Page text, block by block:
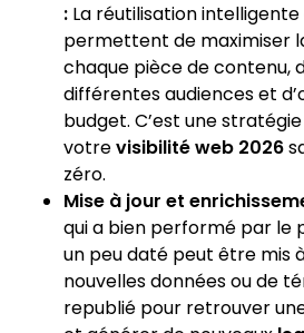
:La réutilisation
permettent de maximiser
chaque pièce de contenu,
différentes audiences et
budget. C’est une
votrevisibilité web 2026
zéro.
Mise à jour et
qui a bien performé par le
un peu daté peut être mis
nouvelles données ou de
republié pour retrouver